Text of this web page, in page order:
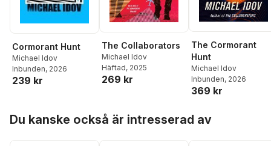
Cormorant Hunt
Michael Idov
Inbunden, 2026
239 kr
The Collaborators
Michael Idov
Häftad, 2025
269 kr
The Cormorant
Hunt
Michael Idov
Inbunden, 2026
369 kr
Du kanske också är intresserad av